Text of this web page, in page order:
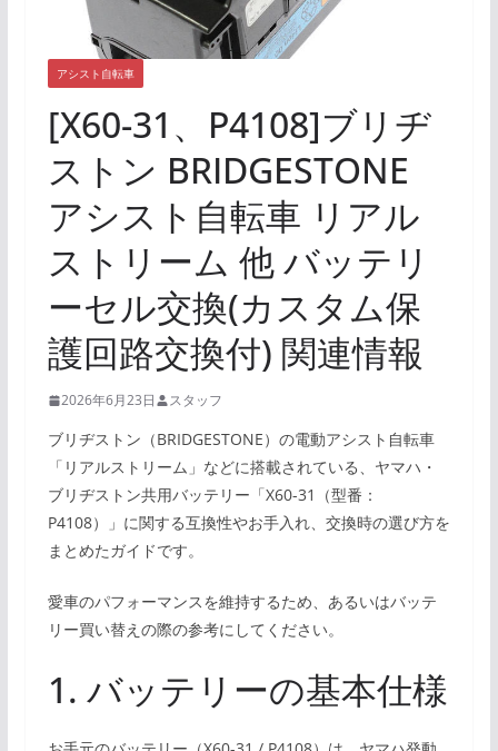
アシスト自転車
[X60-31、P4108]ブリヂ
ストン BRIDGESTONE
アシスト自転車 リアル
ストリーム 他 バッテリ
ーセル交換(カスタム保
護回路交換付) 関連情報
2026年6月23日 スタッフ
ブリヂストン（BRIDGESTONE）の電動アシスト自転車
「リアルストリーム」などに搭載されている、ヤマハ・
ブリヂストン共用バッテリー「X60-31（型番：
P4108）」に関する互換性やお手入れ、交換時の選び方を
まとめたガイドです。
愛車のパフォーマンスを維持するため、あるいはバッテ
リー買い替えの際の参考にしてください。
1. バッテリーの基本仕様